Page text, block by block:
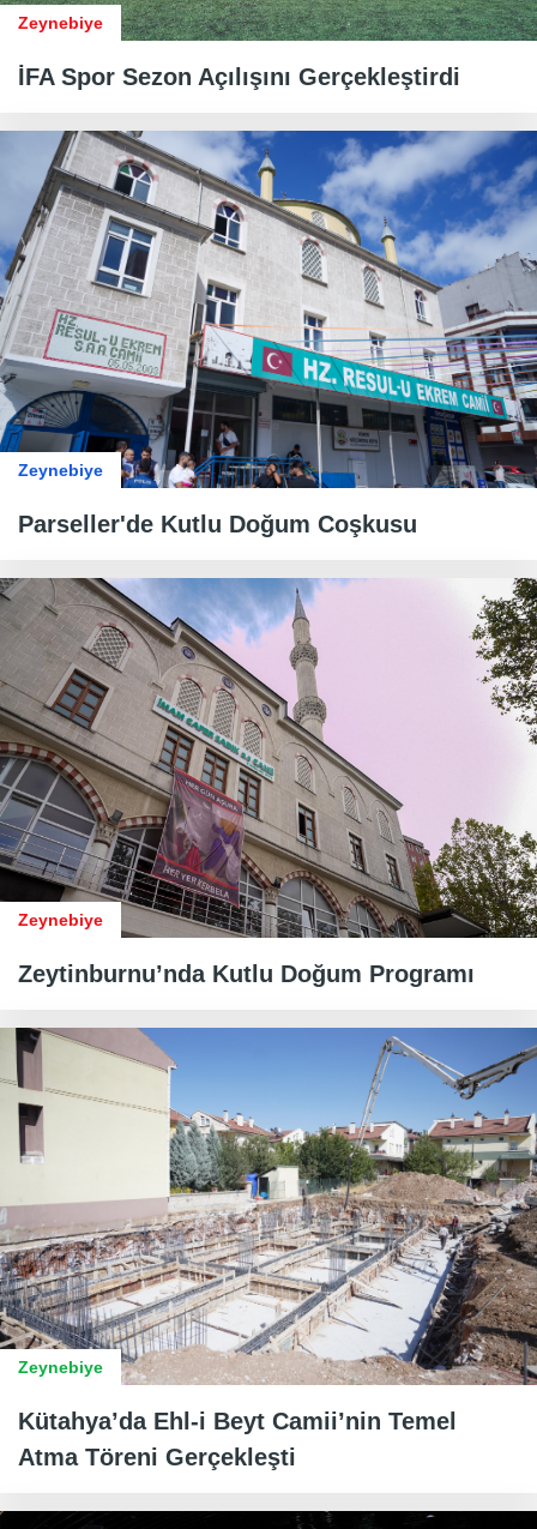
Zeynebiye
İFA Spor Sezon Açılışını Gerçekleştirdi
Zeynebiye
​​​​​​​Parseller'de Kutlu Doğum Coşkusu
Zeynebiye
Zeytinburnu’nda Kutlu Doğum Programı
Zeynebiye
Kütahya’da Ehl-i Beyt Camii’nin Temel
Atma Töreni Gerçekleşti